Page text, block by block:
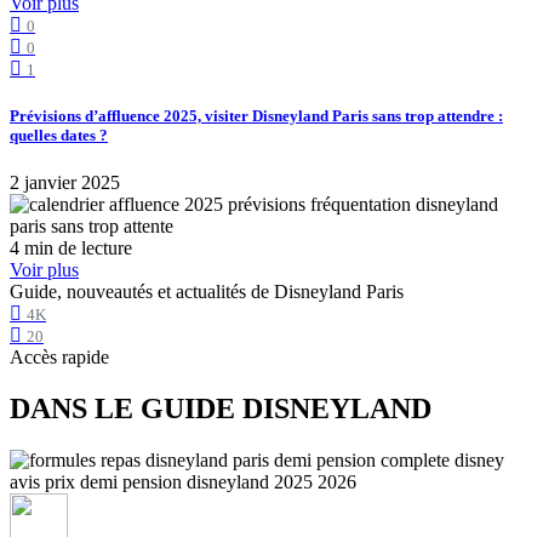
0
0
1
Prévisions d’affluence 2025, visiter Disneyland Paris sans trop attendre :
quelles dates ?
2 janvier 2025
4 min de lecture
Voir plus
Guide, nouveautés et actualités de Disneyland Paris
4K
20
Accès rapide
DANS LE GUIDE DISNEYLAND